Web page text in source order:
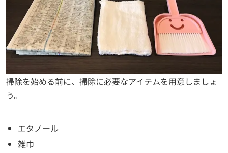
掃除を始める前に、掃除に必要なアイテムを用意しましょ
う。
エタノール
雑巾